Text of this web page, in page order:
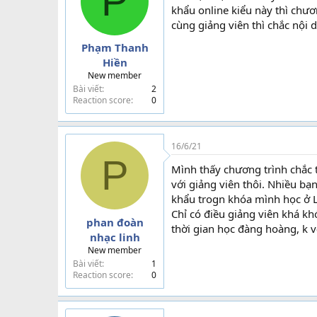
chuyển, và nhiệm vụ ứng với
Mình thấy hay nhất là cái mà
với người làm nghề.
Khi đăng ký học rồi học thì
thiên hướng về doanh nghiệp
bên này chỉ mới mở khóa
mới thì nên cân nhắc nhé, tại
3.Trung tâm Lakita
Chơ mà mình đi kiếm học thực
Phạm Thanh
Hiền
New member
Bài viết
2
Reaction score
0
khẩu online kiểu này thì
cùng giảng viên thì chắc nội
P
phan đoàn
nhạc linh
New member
Bài viết
1
Reaction score
0
16/6/21
Mình thấy chương trình
với giảng viên thôi. Nhiều
khẩu trogn khóa mình học ở
Chỉ có điều giảng viên khá
thời gian học đàng hoàng, k